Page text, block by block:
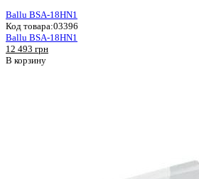
Ballu BSA-18HN1
Код товара:03396
Ballu BSA-18HN1
12 493 грн
В корзину